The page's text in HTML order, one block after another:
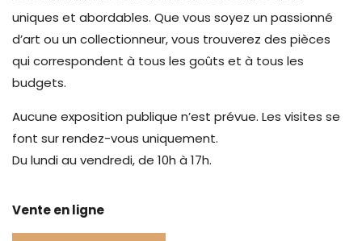
uniques et abordables. Que vous soyez un passionné
d’art ou un collectionneur, vous trouverez des pièces
qui correspondent à tous les goûts et à tous les
budgets.
Aucune exposition publique n’est prévue. Les visites se
font sur rendez-vous uniquement.
Du lundi au vendredi, de 10h à 17h.
Vente en ligne